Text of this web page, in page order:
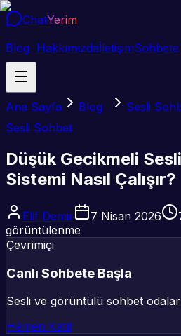
ChatYerim
Blog HakkımızdaİletişimSohbete
Ana Sayfa Blog
Sesli
Sesli Sohbet
Düşük Gecikmeli
Sistemi Nasıl Çalışır?
Elif Demir 7 Nisan 2026
görüntülenme
Çevrimiçi
Canlı Sohbete Başla
Sesli ve görüntülü sohbet
Hemen Katıl